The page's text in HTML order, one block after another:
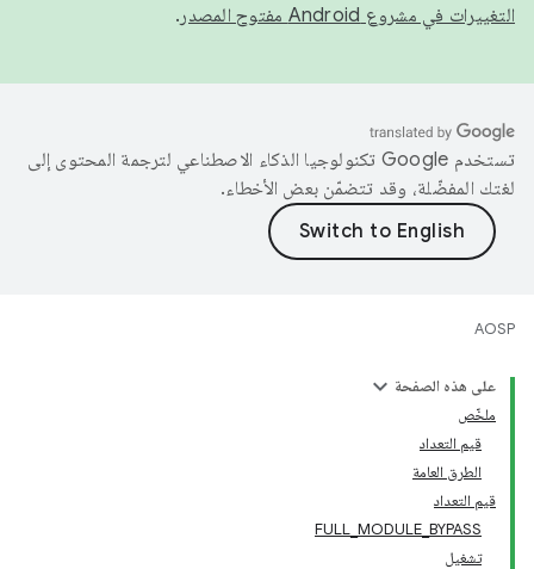
التغييرات في مشروع Android مفتوح المصدر
.
تستخدم Google تكنولوجيا الذكاء الاصطناعي لترجمة المحتوى إلى
لغتك المفضّلة، وقد تتضمّن بعض الأخطاء.
AOSP
على هذه الصفحة
ملخّص
قيم التعداد
الطرق العامة
قيم التعداد
FULL_MODULE_BYPASS
تشغيل